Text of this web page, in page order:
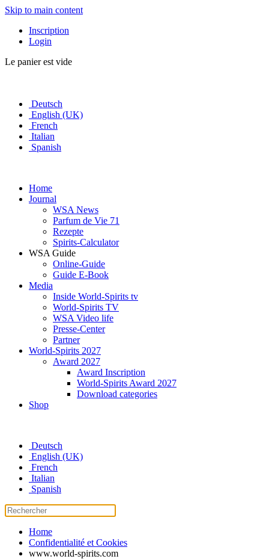
Skip to main content
Inscription
Login
Le panier est vide
Deutsch
English (UK)
French
Italian
Spanish
Home
Journal
WSA News
Parfum de Vie 71
Rezepte
Spirits-Calculator
WSA Guide
Online-Guide
Guide E-Book
Media
Inside World-Spirits tv
World-Spirits TV
WSA Video life
Presse-Center
Partner
World-Spirits 2027
Award 2027
Award Inscription
World-Spirits Award 2027
Download categories
Shop
Deutsch
English (UK)
French
Italian
Spanish
Home
Confidentialité et Cookies
www.world-spirits.com